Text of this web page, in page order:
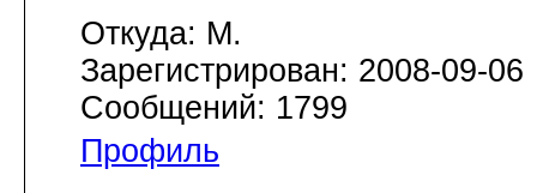
Откуда: М.
Зарегистрирован: 2008-09-06
Сообщений: 1799
Профиль